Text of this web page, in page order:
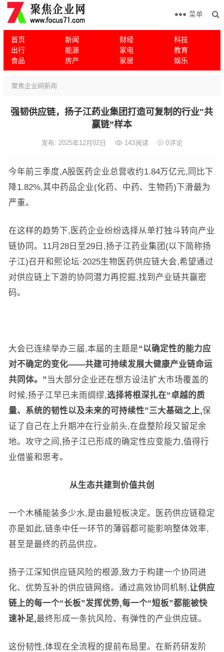
首页 新闻 财经
科技
出行
能源 家电
教育
食品
房产 家居 娱乐
菜单
聚焦企业网新闻
强韧供应链，扬子江药业集团打造可复制的行业"共
赢链”样本
发布: 2025年12月02日 143阅读 0评论
今年前三季度,A股医药企业总营收约1.84万亿元,同比下
降1.82%,其中药品企业(化药、中药、生物药)下滑最为
严重。
在这样的趋势下,医药企业纷纷选择从单打独斗转向产业
链协同。11月28日至29日,扬子江药业集团(以下简称扬
子江)召开和熙论坛·2025生物医药供应链大会,希望通过
对供应链上下游的协同潜力再挖掘,找到产业链共赢密
码。
大会已连续举办三届,本届的主题是“以确定性的能力应
对不确定的变化——共建可持续发展大健康产业链命运
共同体。”当大部分企业还在想方设法扩大市场覆盖的
时候,扬子江早已未雨绸缪,选择将根深扎在“卓越的质
量、系统的韧性以及未来的可持续性”三大基础之上,保
证了自己在上升期冲在行业前头,在盘整阶段又留足余
地。攻守之间,扬子江已形成的确定性应变能力,值得行
业借鉴和思考。
从生态共建到价值共创
一个木桶能装多少水,是由最短板决定。医药供应链稳定
亦是如此,链条中任一环节的薄弱都可能影响整体效率,
甚至是最终的药品供应。
扬子江深知供应链风险的根源,致力于构建一个协同进
化、优势互补的供应链网络。通过高效协同机制,让供应
链上的每一个“长板”发挥优势,每一个“短板”都能被快
速补足,最终形成一条抗风险、有弹性的产业供应链。
这份韧性,体现在全流程的提前布局里。在新药研发阶